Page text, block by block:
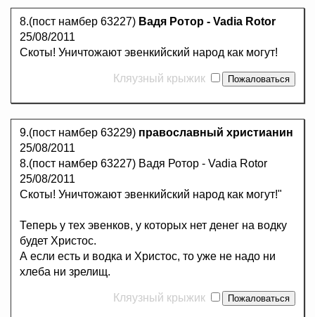
8.(пост намбер 63227) Вадя Ротор - Vadia Rotor
25/08/2011
Скоты! Уничтожают эвенкийский народ как могут!
Кляузный крыжик
9.(пост намбер 63229) православный христианин
25/08/2011
8.(пост намбер 63227) Вадя Ротор - Vadia Rotor
25/08/2011
Скоты! Уничтожают эвенкийский народ как могут!"
Теперь у тех эвенков, у которых нет денег на водку
будет Христос.
А если есть и водка и Христос, то уже не надо ни
хлеба ни зрелищ.
Кляузный крыжик